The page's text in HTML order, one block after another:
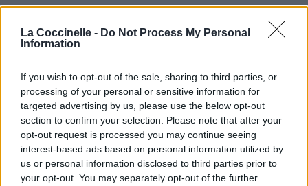
La Coccinelle - Do Not Process My Personal
Information
If you wish to opt-out of the sale, sharing to third parties, or
processing of your personal or sensitive information for
targeted advertising by us, please use the below opt-out
section to confirm your selection. Please note that after your
opt-out request is processed you may continue seeing
interest-based ads based on personal information utilized by
us or personal information disclosed to third parties prior to
your opt-out. You may separately opt-out of the further